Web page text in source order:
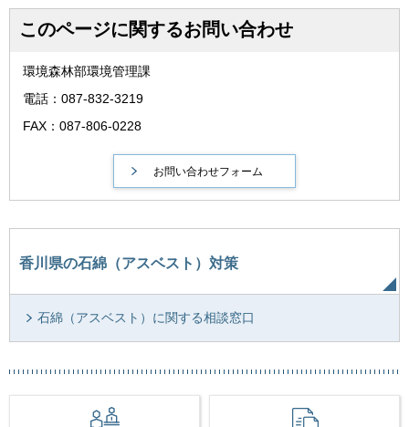
このページに関するお問い合わせ
環境森林部環境管理課
電話：087-832-3219
FAX：087-806-0228
香川県の石綿（アスベスト）対策
石綿（アスベスト）に関する相談窓口